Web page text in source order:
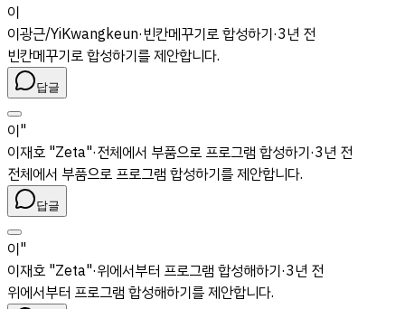
이
이광근/YiKwangkeun·빈칸메꾸기로 합성하기·3년 전
빈칸메꾸기로 합성하기를 제안합니다.
답글
이"
이재호 "Zeta"·전체에서 부품으로 프로그램 합성하기·3년 전
전체에서 부품으로 프로그램 합성하기를 제안합니다.
답글
이"
이재호 "Zeta"·위에서부터 프로그램 합성해하기·3년 전
위에서부터 프로그램 합성해하기를 제안합니다.